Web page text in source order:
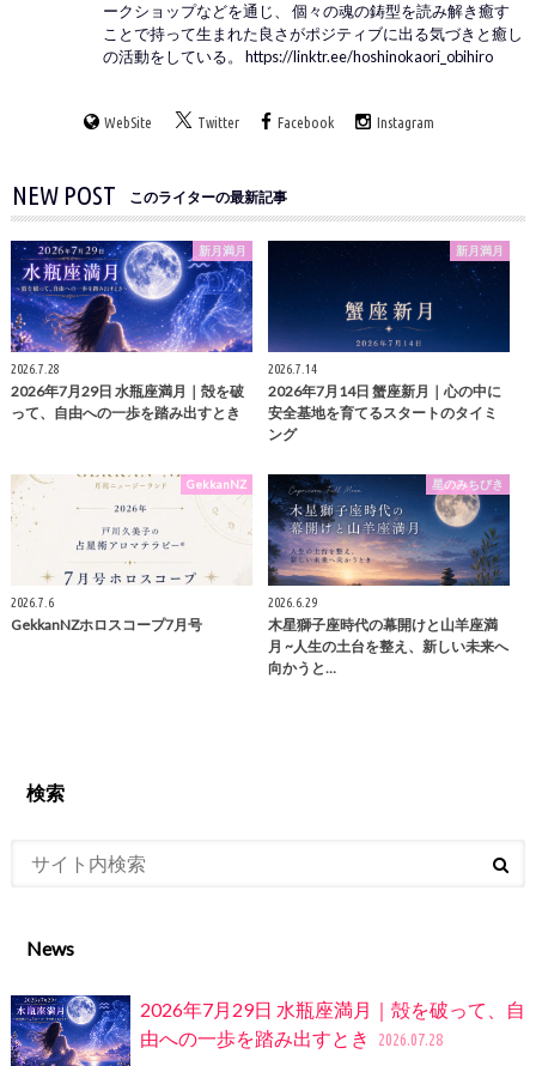
ークショップなどを通じ、 個々の魂の鋳型を読み解き癒す
ことで持って生まれた良さがポジティブに出る気づきと癒し
の活動をしている。 https://linktr.ee/hoshinokaori_obihiro
WebSite Twitter Facebook Instagram
NEW POST このライターの最新記事
新月満月
2026.7.28
2026年7月29日 水瓶座満月｜殻を破
って、自由への一歩を踏み出すとき
新月満月
2026.7.14
2026年7月14日 蟹座新月｜心の中に
安全基地を育てるスタートのタイミ
ング
GekkanNZ
2026.7.6
GekkanNZホロスコープ7月号
星のみちびき
2026.6.29
木星獅子座時代の幕開けと山羊座満
月 ~人生の土台を整え、新しい未来へ
向かうと…
検索
News
2026年7月29日 水瓶座満月｜殻を破って、自
由への一歩を踏み出すとき
2026.07.28